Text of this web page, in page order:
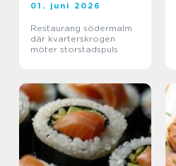
01. juni 2026
Restaurang södermalm
där kvarterskrogen
möter storstadspuls